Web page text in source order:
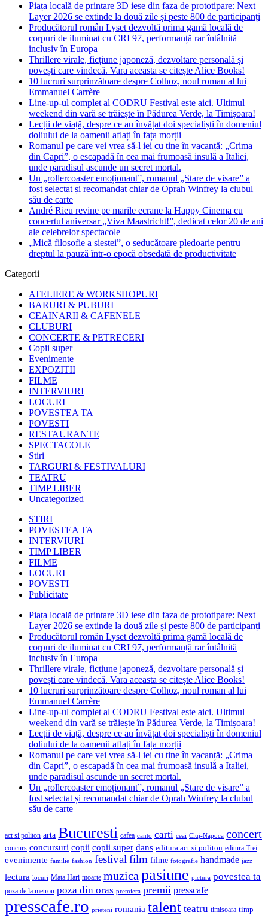
Piața locală de printare 3D iese din faza de prototipare: Next
Layer 2026 se extinde la două zile și peste 800 de participanți
Producătorul român Lyset dezvoltă prima gamă locală de
corpuri de iluminat cu CRI 97, performanță rar întâlnită
inclusiv în Europa
Thrillere virale, ficțiune japoneză, dezvoltare personală și
povești care vindecă. Vara aceasta se citește Alice Books!
10 lucruri surprinzătoare despre Colhoz, noul roman al lui
Emmanuel Carrère
Line-up-ul complet al CODRU Festival este aici. Ultimul
weekend din vară se trăiește în Pădurea Verde, la Timișoara!
Lecții de viață, despre ce au învățat doi specialiști în domeniul
doliului de la oamenii aflați în fața morții
Romanul pe care vei vrea să-l iei cu tine în vacanță: „Crima
din Capri”, o escapadă în cea mai frumoasă insulă a Italiei,
unde paradisul ascunde un secret mortal.
Un „rollercoaster emoționant”, romanul „Stare de visare” a
fost selectat și recomandat chiar de Oprah Winfrey la clubul
său de carte
André Rieu revine pe marile ecrane la Happy Cinema cu
concertul aniversar „Viva Maastricht!”, dedicat celor 20 de ani
ale celebrelor spectacole
„Mică filosofie a siestei”, o seducătoare pledoarie pentru
dreptul la pauză într-o epocă obsedată de productivitate
Categorii
ATELIERE & WORKSHOPURI
BARURI & PUBURI
CEAINARII & CAFENELE
CLUBURI
CONCERTE & PETRECERI
Copii super
Evenimente
EXPOZITII
FILME
INTERVIURI
LOCURI
POVESTEA TA
POVESTI
RESTAURANTE
SPECTACOLE
Stiri
TARGURI & FESTIVALURI
TEATRU
TIMP LIBER
Uncategorized
STIRI
POVESTEA TA
INTERVIURI
TIMP LIBER
FILME
LOCURI
POVESTI
Publicitate
Piața locală de printare 3D iese din faza de prototipare: Next
Layer 2026 se extinde la două zile și peste 800 de participanți
Producătorul român Lyset dezvoltă prima gamă locală de
corpuri de iluminat cu CRI 97, performanță rar întâlnită
inclusiv în Europa
Thrillere virale, ficțiune japoneză, dezvoltare personală și
povești care vindecă. Vara aceasta se citește Alice Books!
10 lucruri surprinzătoare despre Colhoz, noul roman al lui
Emmanuel Carrère
Line-up-ul complet al CODRU Festival este aici. Ultimul
weekend din vară se trăiește în Pădurea Verde, la Timișoara!
Lecții de viață, despre ce au învățat doi specialiști în domeniul
doliului de la oamenii aflați în fața morții
Romanul pe care vei vrea să-l iei cu tine în vacanță: „Crima
din Capri”, o escapadă în cea mai frumoasă insulă a Italiei,
unde paradisul ascunde un secret mortal.
Un „rollercoaster emoționant”, romanul „Stare de visare” a
fost selectat și recomandat chiar de Oprah Winfrey la clubul
său de carte
act si politon arta Bucuresti cafea canto carti ceai Cluj-Napoca concert
concurs concursuri copii copii super dans editura act si politon editura Trei
evenimente familie fashion festival film filme fotografie handmade jazz
lectura locuri Mata Hari moarte muzica pasiune pictura povestea ta
poza de la metrou poza din oras premiera premii presscafe
presscafe.ro prieteni romania talent teatru timisoara timp